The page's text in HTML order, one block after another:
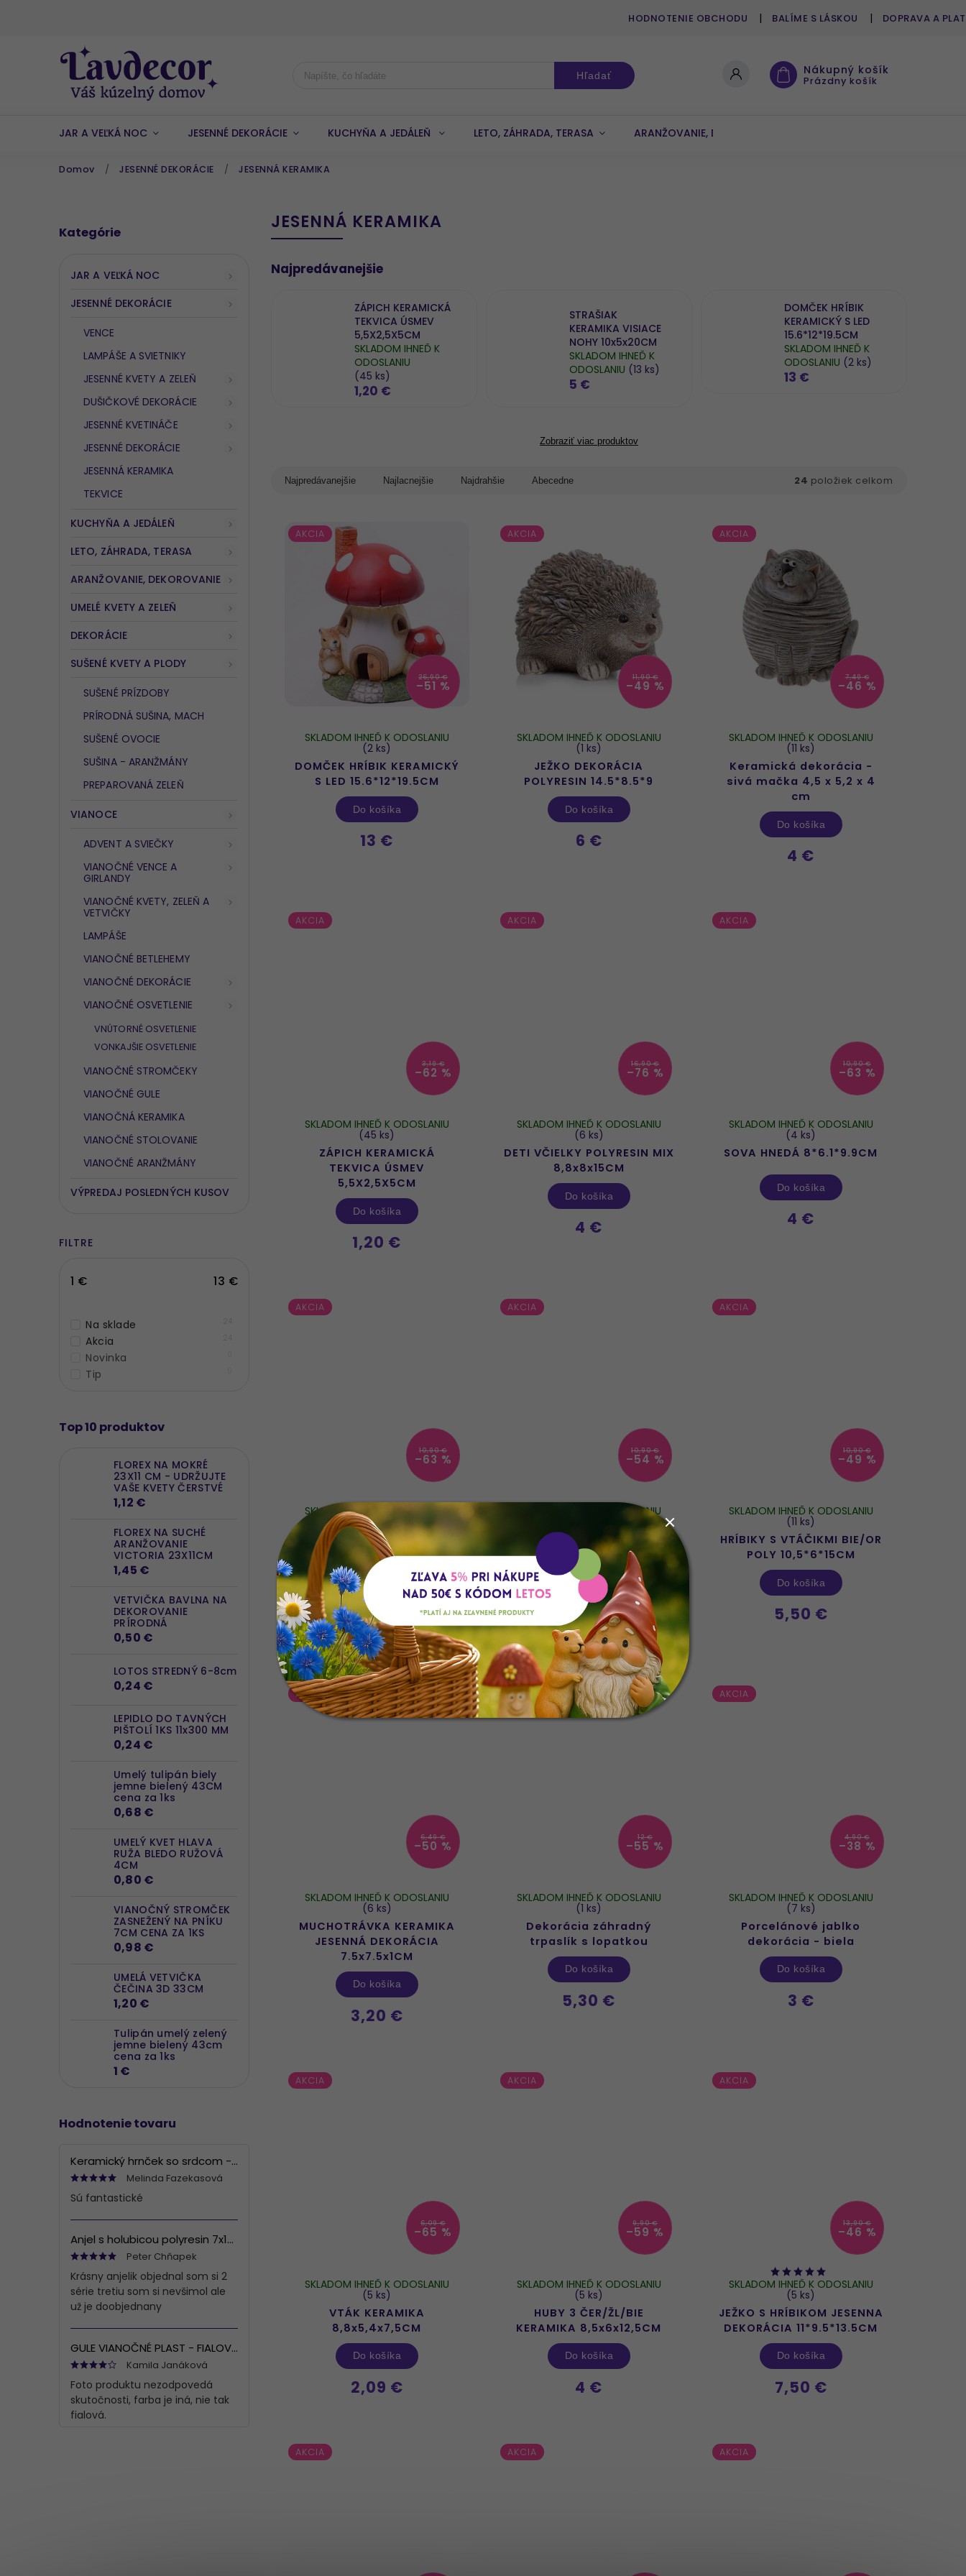
HODNOTENIE OBCHODU BALÍME S LÁSKOU DOPRAVA A
Hľadať Nákupný košík
Prázdny košík
JAR A VEĽKÁ NOC JESENNÉ DEKORÁCIE KUCHYŇA A JEDÁLEŇ LETO, ZÁHRADA, TERASA ARANŽOVANIE, DEKOROVANIE
Domov / JESENNÉ DEKORÁCIE / JESENNÁ KERAMIKA
Kategórie
JAR A VEĽKÁ NOC
JESENNÉ DEKORÁCIE
VENCE
LAMPÁŠE A SVIETNIKY
JESENNÉ KVETY A ZELEŇ
DUŠIČKOVÉ DEKORÁCIE
JESENNÉ KVETINÁČE
JESENNÉ DEKORÁCIE
JESENNÁ KERAMIKA
TEKVICE
KUCHYŇA A JEDÁLEŇ
LETO, ZÁHRADA, TERASA
ARANŽOVANIE, DEKOROVANIE
UMELÉ KVETY A ZELEŇ
DEKORÁCIE
SUŠENÉ KVETY A PLODY
SUŠENÉ PRÍZDOBY
PRÍRODNÁ SUŠINA, MACH
SUŠENÉ OVOCIE
SUŠINA - ARANŽMÁNY
PREPAROVANÁ ZELEŇ
VIANOCE
ADVENT A SVIEČKY
VIANOČNÉ VENCE A
GIRLANDY
VIANOČNÉ KVETY, ZELEŇ A
VETVIČKY
LAMPÁŠE
VIANOČNÉ BETLEHEMY
VIANOČNÉ DEKORÁCIE
VIANOČNÉ OSVETLENIE
VNÚTORNÉ OSVETLENIE
VONKAJŠIE OSVETLENIE
VIANOČNÉ STROMČEKY
VIANOČNÉ GULE
VIANOČNÁ KERAMIKA
VIANOČNÉ STOLOVANIE
VIANOČNÉ ARANŽMÁNY
VÝPREDAJ POSLEDNÝCH KUSOV
FILTRE
1 € 13 €
Na sklade
Akcia
Novinka
Tip
Top 10 produktov
FLOREX NA MOKRÉ
23X11 CM - UDRŽUJTE
VAŠE KVETY ČERSTVÉ
1,12 €
FLOREX NA SUCHÉ
ARANŽOVANIE
VICTORIA 23X11CM
1,45 €
VETVIČKA BAVLNA NA
DEKOROVANIE
PRÍRODNÁ
0,50 €
LOTOS STREDNÝ 6-8cm
0,24 €
LEPIDLO DO TAVNÝCH
PIŠTOLÍ 1KS 11x300 MM
0,24 €
Umelý tulipán biely
jemne bielený 43CM
cena za 1ks
0,68 €
UMELÝ KVET HLAVA
RUŽA BLEDO RUŽOVÁ
4CM
0,80 €
VIANOČNÝ STROMČEK
ZASNEŽENÝ NA PNÍKU
7CM CENA ZA 1KS
0,98 €
UMELÁ VETVIČKA
ČEČINA 3D 33CM
1,20 €
Tulipán umelý zelený
jemne bielený 43cm
cena za 1ks
1 €
Hodnotenie tovaru
Keramický hrnček so srdcom - bielo šedý, 90ml
Melinda Fazekasová
Sú fantastické
Anjel s holubicou polyresin 7x13x6 cm
Peter Chňapek
Krásny anjelik objednal som si 2
série tretiu som si nevšimol ale
už je doobjednany
GULE VIANOČNÉ PLAST - FIALOVÁ S/8 8CM
Kamila Janáková
Foto produktu nezodpovedá
skutočnosti, farba je iná, nie tak
fialová.
JESENNÁ KERAMIKA
Najpredávanejšie
ZÁPICH KERAMICKÁ
TEKVICA ÚSMEV
5,5X2,5X5CM
SKLADOM IHNEĎ K
ODOSLANIU
(45 ks)
1,20 €
STRAŠIAK
KERAMIKA VISIACE
NOHY 10x5x20CM
SKLADOM IHNEĎ K
ODOSLANIU (13 ks)
5 €
DOMČEK HRÍBIK
KERAMICKÝ S LED
15.6*12*19.5CM
SKLADOM IHNEĎ K
ODOSLANIU (2 ks)
13 €
Zobraziť viac produktov
Najpredávanejšie Najlacnejšie Najdrahšie Abecedne 24 položiek celkom
AKCIA
26,90 €
–51 %
DOMČEK HRÍBIK KERAMICKÝ
S LED 15.6*12*19.5CM
SKLADOM IHNEĎ K ODOSLANIU
(2 ks)
13 €
Do košíka
AKCIA
11,90 €
–49 %
JEŽKO DEKORÁCIA
POLYRESIN 14.5*8.5*9
SKLADOM IHNEĎ K ODOSLANIU
(1 ks)
6 €
Do košíka
AKCIA
7,49 €
–46 %
Keramická dekorácia -
sivá mačka 4,5 x 5,2 x 4
cm
SKLADOM IHNEĎ K ODOSLANIU
(11 ks)
4 €
Do košíka
AKCIA
3,19 €
–62 %
ZÁPICH KERAMICKÁ
TEKVICA ÚSMEV
5,5X2,5X5CM
SKLADOM IHNEĎ K ODOSLANIU
(45 ks)
1,20 €
Do košíka
AKCIA
16,90 €
–76 %
DETI VČIELKY POLYRESIN MIX
8,8x8x15CM
SKLADOM IHNEĎ K ODOSLANIU
(6 ks)
4 €
Do košíka
AKCIA
10,90 €
–63 %
SOVA HNEDÁ 8*6.1*9.9CM
SKLADOM IHNEĎ K ODOSLANIU
(4 ks)
4 €
Do košíka
AKCIA
10,90 €
–63 %
DOMČEK MUCHOTRÁVKA S
VTÁČIKOM LED KERAMIKA
8*8*12.8CM SUPER CENA!
SKLADOM IHNEĎ K ODOSLANIU
(9 ks)
4 €
Do košíka
AKCIA
10,90 €
–54 %
STRAŠIAK KERAMIKA
VISIACE NOHY 10x5x20CM
SKLADOM IHNEĎ K ODOSLANIU
5 €
Do košíka
AKCIA
10,90 €
–49 %
HRÍBIKY S VTÁČIKMI BIE/OR
POLY 10,5*6*15CM
SKLADOM IHNEĎ K ODOSLANIU
(11 ks)
5,50 €
Do košíka
AKCIA
6,49 €
–50 %
MUCHOTRÁVKA KERAMIKA
JESENNÁ DEKORÁCIA
7.5x7.5x1CM
SKLADOM IHNEĎ K ODOSLANIU
(6 ks)
3,20 €
Do košíka
AKCIA
12 €
–55 %
Dekorácia záhradný
trpaslík s lopatkou
SKLADOM IHNEĎ K ODOSLANIU
(1 ks)
5,30 €
Do košíka
AKCIA
4,90 €
–38 %
Porcelánové jablko
dekorácia - biela
SKLADOM IHNEĎ K ODOSLANIU
(7 ks)
3 €
Do košíka
AKCIA
6,09 €
–65 %
VTÁK KERAMIKA
8,8x5,4x7,5CM
SKLADOM IHNEĎ K ODOSLANIU
(5 ks)
2,09 €
Do košíka
AKCIA
9,90 €
–59 %
HUBY 3 ČER/ŽL/BIE
KERAMIKA 8,5x6x12,5CM
SKLADOM IHNEĎ K ODOSLANIU
(5 ks)
4 €
Do košíka
AKCIA
13,90 €
–46 %
JEŽKO S HRÍBIKOM JESENNA
DEKORÁCIA 11*9.5*13.5CM
SKLADOM IHNEĎ K ODOSLANIU
(5 ks)
7,50 €
Do košíka
AKCIA AKCIA AKCIA